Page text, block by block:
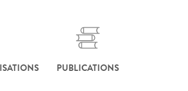
PUBLICATIONS